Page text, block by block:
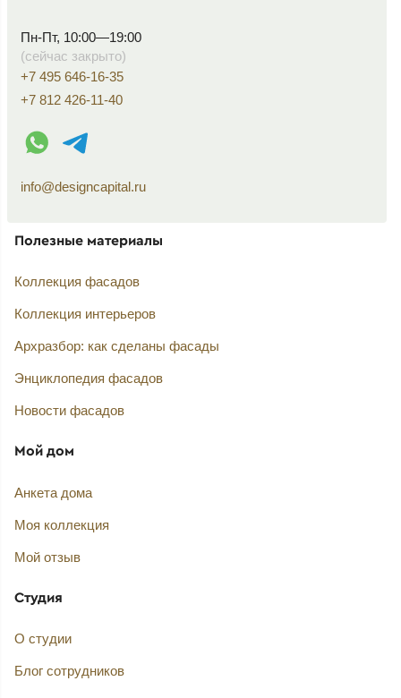
Пн-Пт, 10:00—19:00
(сейчас закрыто)
+7 495 646-16-35
+7 812 426-11-40
WhatsApp контакт
Telegram контакт
info@designcapital.ru
Полезные материалы
Коллекция фасадов
Коллекция интерьеров
Архразбор: как сделаны фасады
Энциклопедия фасадов
Новости фасадов
Мой дом
Анкета дома
Моя коллекция
Мой отзыв
Студия
О студии
Блог сотрудников